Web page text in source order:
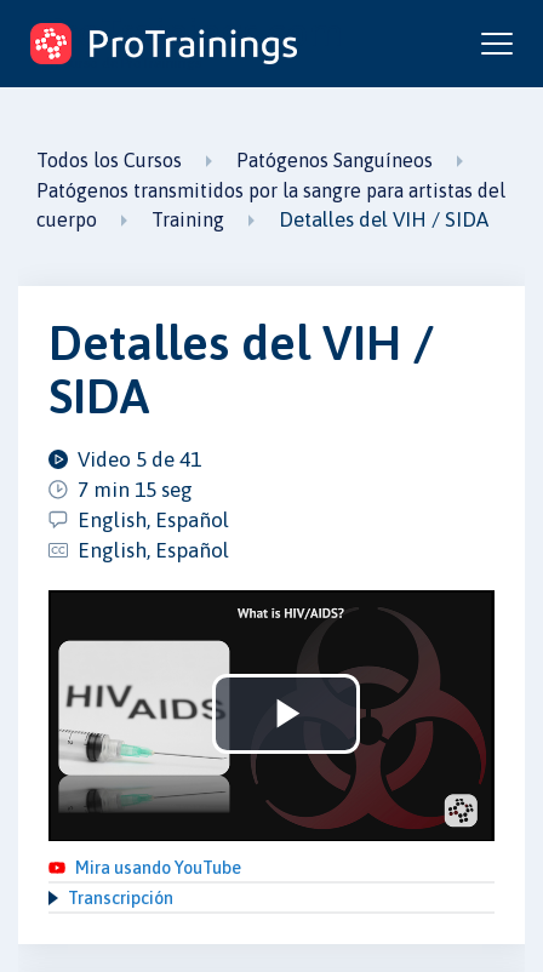
ProTrainings.com
un curso de ProTrainings
Todos los Cursos
Patógenos Sanguíneos
Patógenos transmitidos por la sangre para artistas del
cuerpo
Training Detalles del VIH / SIDA
Detalles del VIH /
SIDA
Video 5 de 41
7 min 15 seg
English, Español
English, Español
Play
Video
Mira usando YouTube
Transcripción